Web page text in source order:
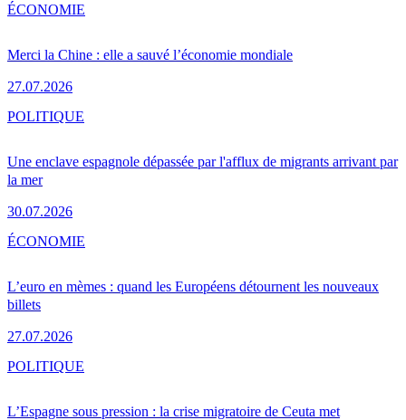
Merci la Chine : elle a sauvé l’économie mondiale
27.07.2026
ÉCONOMIE
Une enclave espagnole dépassée par l'afflux de migrants arrivant par
la mer
30.07.2026
POLITIQUE
L’euro en mèmes : quand les Européens détournent les nouveaux
billets
27.07.2026
ÉCONOMIE
L’Espagne sous pression : la crise migratoire de Ceuta met
POLITIQUE